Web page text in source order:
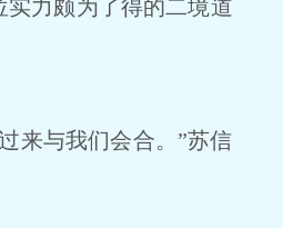
力颇为了得的二境道
与我们会合。”苏信